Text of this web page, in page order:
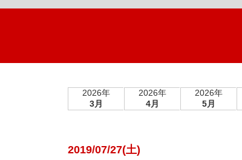
2026年
3月
2026年
4月
2026年
5月
2019/07/27(土)